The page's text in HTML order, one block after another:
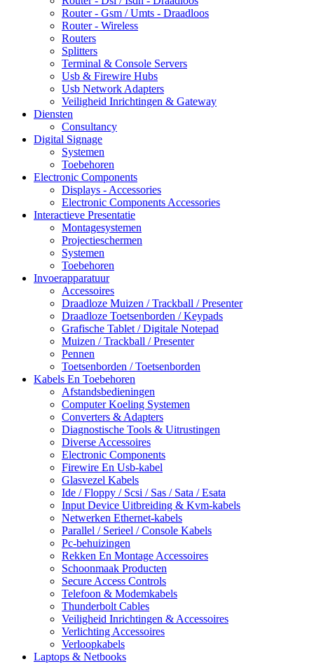
Router - Gsm / Umts - Draadloos
Router - Wireless
Routers
Splitters
Terminal & Console Servers
Usb & Firewire Hubs
Usb Network Adapters
Veiligheid Inrichtingen & Gateway
Diensten
Consultancy
Digital Signage
Systemen
Toebehoren
Electronic Components
Displays - Accessories
Electronic Components Accessories
Interactieve Presentatie
Montagesystemen
Projectieschermen
Systemen
Toebehoren
Invoerapparatuur
Accessoires
Draadloze Muizen / Trackball / Presenter
Draadloze Toetsenborden / Keypads
Grafische Tablet / Digitale Notepad
Muizen / Trackball / Presenter
Pennen
Toetsenborden / Toetsenborden
Kabels En Toebehoren
Afstandsbedieningen
Computer Koeling Systemen
Converters & Adapters
Diagnostische Tools & Uitrustingen
Diverse Accessoires
Electronic Components
Firewire En Usb-kabel
Glasvezel Kabels
Ide / Floppy / Scsi / Sas / Sata / Esata
Input Device Uitbreiding & Kvm-kabels
Netwerken Ethernet-kabels
Parallel / Serieel / Console Kabels
Pc-behuizingen
Rekken En Montage Accessoires
Schoonmaak Producten
Secure Access Controls
Telefoon & Modemkabels
Thunderbolt Cables
Veiligheid Inrichtingen & Accessoires
Verlichting Accessoires
Verloopkabels
Laptops & Netbooks